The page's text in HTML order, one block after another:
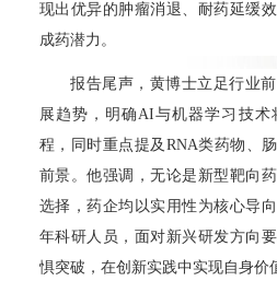
现出优异的肿瘤消退、耐药延缓
成药潜力。
报告尾声，黄博士立足行业
展趋势，明确AI与机器学习技术
程，同时重点提及RNA类药物、
前景。他强调，无论是新型靶向
选择，药企均以实用性为核心导
年科研人员，面对新兴研发方向
惧突破，在创新实践中实现自身价